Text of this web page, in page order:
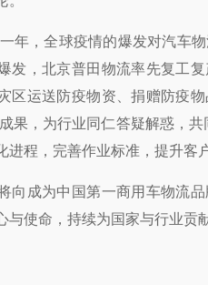
，全球疫情的爆发对汽车物
发，北京普田物流率先复工
区运送防疫物资、捐赠防疫
果，为行业同仁答疑解惑，
进程，完善作业标准，提升客
成为中国第一商用车物流品
与使命，持续为国家与行业贡